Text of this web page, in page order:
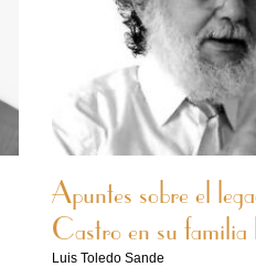
Apuntes sobre el
Castro en su familia
Luis Toledo Sande